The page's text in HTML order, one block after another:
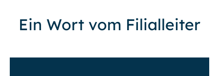
Ein Wort vom Filialleiter